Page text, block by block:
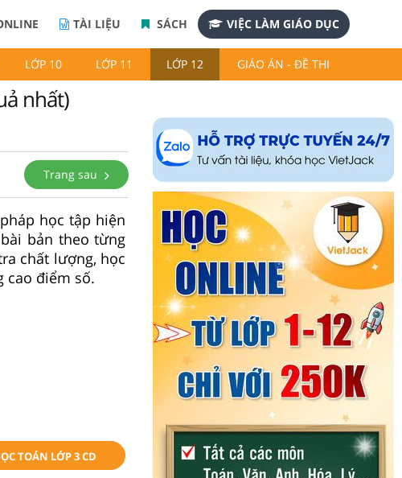
TÀI LIỆU SÁCH VIỆC LÀM GIÁO DỤC
LỚP 10 LỚP 11 LỚP 12 GIÁO ÁN - ĐỀ THI
nhất)
Trang sau
học tập hiện
bản theo từng
chất lượng, học
cao điểm số.
TOÁN LỚP 3 CD